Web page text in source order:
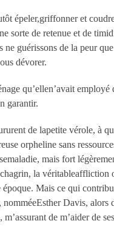
épeler,griffonner et
sorte de retenue et de
guérissons de la peur
dévorer.
qu’ellen’avait
garantir.
de lapetite vérole, à
orpheline sans
mais fort
la
Mais ce qui
Davis, alors
de m’aider de